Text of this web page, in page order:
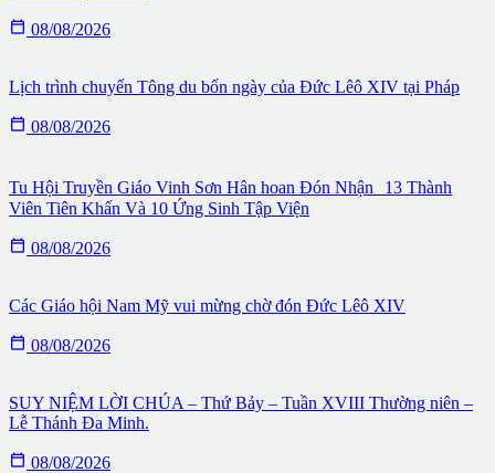
 08/08/2026
Lịch trình chuyến Tông du bốn ngày của Đức Lêô XIV tại Pháp
 08/08/2026
Tu Hội Truyền Giáo Vinh Sơn Hân hoan Đón Nhận 13 Thành
Viên Tiên Khấn Và 10 Ứng Sinh Tập Viện
 08/08/2026
Các Giáo hội Nam Mỹ vui mừng chờ đón Đức Lêô XIV
 08/08/2026
SUY NIỆM LỜI CHÚA – Thứ Bảy – Tuần XVIII Thường niên –
Lễ Thánh Đa Minh.
 08/08/2026